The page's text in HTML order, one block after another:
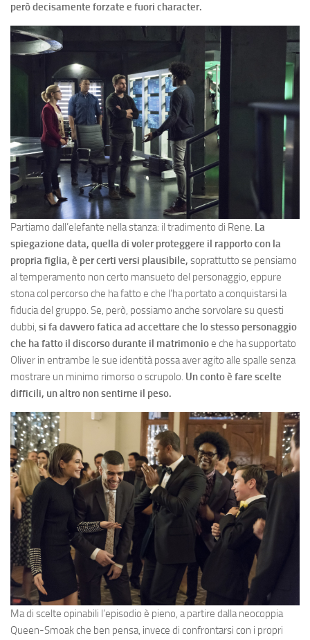
però decisamente forzate e fuori character.
Partiamo dall’elefante nella stanza: il tradimento di Rene. La
spiegazione data, quella di voler proteggere il rapporto con la
propria figlia, è per certi versi plausibile, soprattutto se pensiamo
al temperamento non certo mansueto del personaggio, eppure
stona col percorso che ha fatto e che l’ha portato a conquistarsi la
fiducia del gruppo. Se, però, possiamo anche sorvolare su questi
dubbi, si fa davvero fatica ad accettare che lo stesso personaggio
che ha fatto il discorso durante il matrimonioe che ha supportato
Oliver in entrambe le sue identità possa aver agito alle spalle senza
mostrare un minimo rimorso o scrupolo. Un conto è fare scelte
difficili, un altro non sentirne il peso.
Ma di scelte opinabili l’episodio è pieno, a partire dalla neocoppia
Queen-Smoak che ben pensa, invece di confrontarsi con i propri